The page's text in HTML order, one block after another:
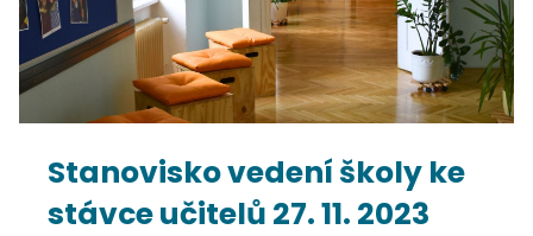
Stanovisko vedení školy ke
stávce učitelů 27. 11. 2023